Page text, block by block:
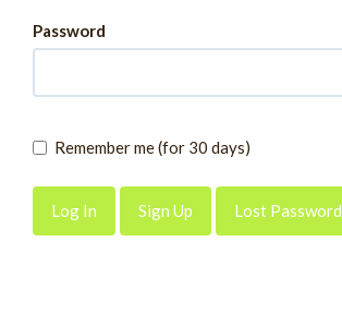
Password
Remember me (for 30 days)
Sign Up Lost Password